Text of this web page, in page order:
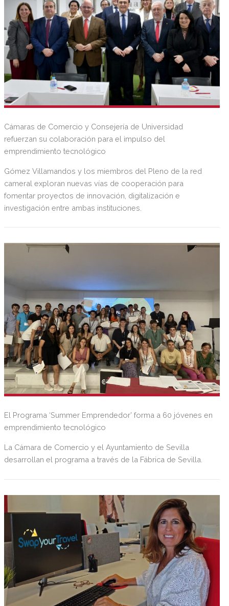
Cámaras de Comercio y Consejería de Universidad
refuerzan su colaboración para el impulso del
emprendimiento tecnológico
Gómez Villamandos y los miembros del Pleno de la red
cameral exploran nuevas vías de cooperación para
fomentar proyectos de innovación, digitalización e
investigación entre ambas instituciones.
El Programa ‘Summer Emprendedor’ forma a 60 jóvenes en
emprendimiento tecnológico
La Cámara de Comercio y el Ayuntamiento de Sevilla
desarrollan el programa a través de la Fábrica de Sevilla.